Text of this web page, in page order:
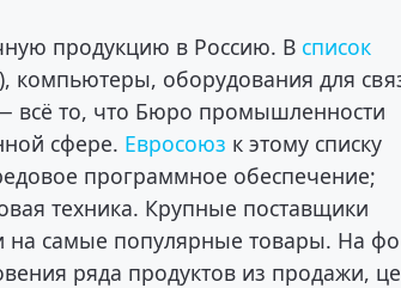
продукцию в Россию. В список
компьютеры, оборудования для
всё то, что Бюро промышленности
сфере. Евросоюз к этому списку
программное обеспечение;
техника. Крупные поставщики
самые популярные товары. На
ряда продуктов из продажи,